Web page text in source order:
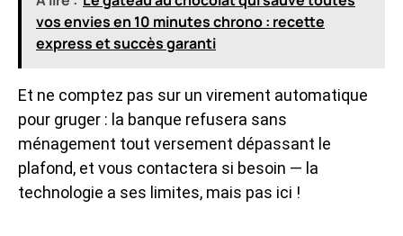
vos envies en 10 minutes chrono : recette
express et succès garanti
Et ne comptez pas sur un virement automatique
pour gruger : la banque refusera sans
ménagement tout versement dépassant le
plafond, et vous contactera si besoin — la
technologie a ses limites, mais pas ici !